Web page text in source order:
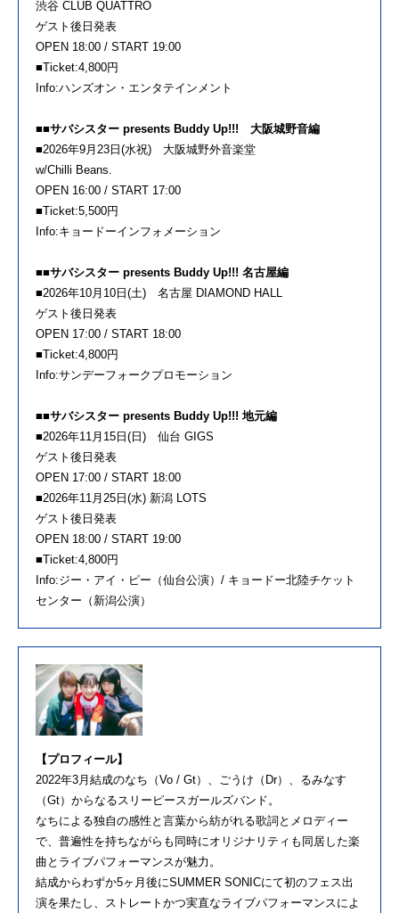
渋谷 CLUB QUATTRO
ゲスト後日発表
OPEN 18:00 / START 19:00
■Ticket:4,800円
Info:ハンズオン・エンタテインメント
■■サバシスター presents Buddy Up!!! 大阪城野音編
■2026年9月23日(水祝) 大阪城野外音楽堂
w/Chilli Beans.
OPEN 16:00 / START 17:00
■Ticket:5,500円
Info:キョードーインフォメーション
■■サバシスター presents Buddy Up!!! 名古屋編
■2026年10月10日(土) 名古屋 DIAMOND HALL
ゲスト後日発表
OPEN 17:00 / START 18:00
■Ticket:4,800円
Info:サンデーフォークプロモーション
■■サバシスター presents Buddy Up!!! 地元編
■2026年11月15日(日) 仙台 GIGS
ゲスト後日発表
OPEN 17:00 / START 18:00
■2026年11月25日(水) 新潟 LOTS
ゲスト後日発表
OPEN 18:00 / START 19:00
■Ticket:4,800円
Info:ジー・アイ・ピー（仙台公演）/ キョードー北陸チケット
センター（新潟公演）
【プロフィール】
2022年3月結成のなち（Vo / Gt）、ごうけ（Dr）、るみなす
（Gt）からなるスリーピースガールズバンド。
なちによる独自の感性と言葉から紡がれる歌詞とメロディー
で、普遍性を持ちながらも同時にオリジナリティも同居した楽
曲とライブパフォーマンスが魅力。
結成からわずか5ヶ月後にSUMMER SONICにて初のフェス出
演を果たし、ストレートかつ実直なライブパフォーマンスによ